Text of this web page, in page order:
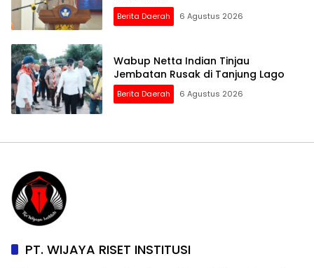
Berita Daerah 6 Agustus 2026
Wabup Netta Indian Tinjau
Jembatan Rusak di Tanjung Lago
Berita Daerah 6 Agustus 2026
PT. WIJAYA RISET INSTITUSI